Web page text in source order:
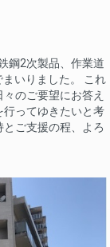
鋼2次製品、作業道
いりました。 これ
のご要望にお答え
行ってゆきたいと考
ご支援の程、よろ